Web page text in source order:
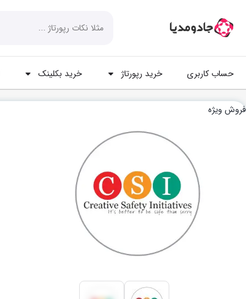
حساب کاربری خرید رپورتاژ خرید بکلینک
فروش ویژه